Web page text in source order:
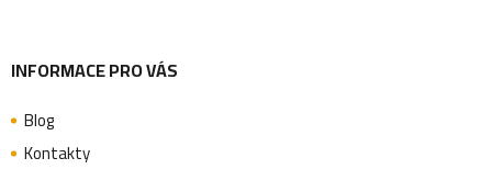
INFORMACE PRO VÁS
Blog
Kontakty